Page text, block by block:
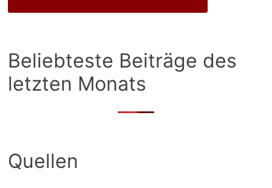
Beliebteste Beiträge des
letzten Monats
Quellen